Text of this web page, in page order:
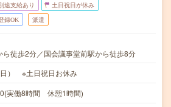
途支給あり 土日祝日が休み
録OK 派遣
ら徒歩2分／国会議事堂前駅から徒歩8分
日） ※土日祝日お休み
実働8時間 休憩1時間)